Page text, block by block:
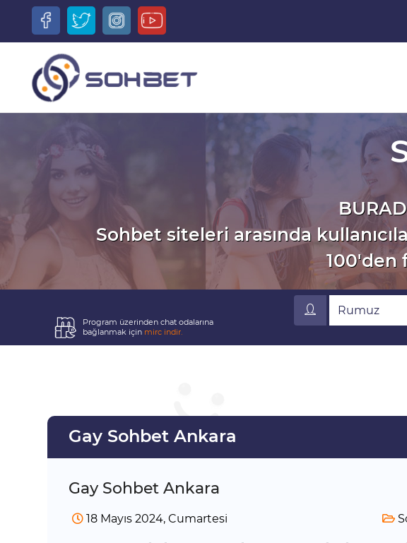
Sohbet siteleri arasında
100'den
Program üzerinden chat odalarına
bağlanmak için mirc indir.
Rumuz
Gay Sohbet Ankara
Gay Sohbet Ankara
18 Mayıs 2024, Cumartesi